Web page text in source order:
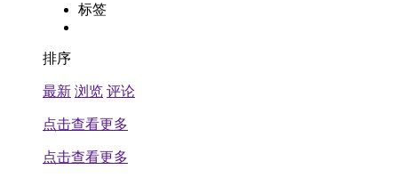
标签
排序
最新 浏览 评论
点击查看更多
点击查看更多